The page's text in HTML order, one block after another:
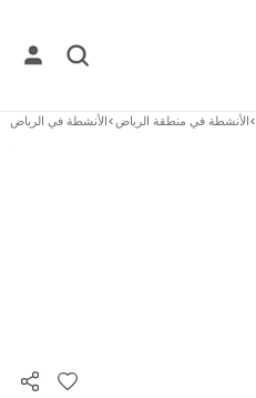
>الأنشطة في منطقة الرياض>الأنشطة في الرياض